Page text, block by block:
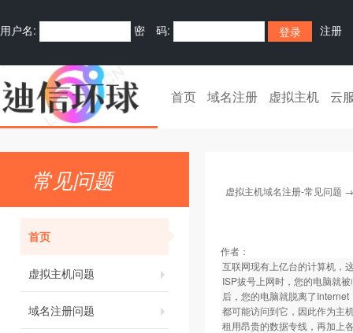
用户名: 密 码: 注册
首页 域名注册 虚拟主机 云
常见问题
首页
虚拟主机问题
域名注册问题
虚拟主机域名注册-常见问题
作者：
互联网现有上亿台的计算机，
ISP拔号上网时，您的电脑就
后，您的电脑就脱离了
都可能访问到它，因此作为主
租用昂贵的数据专线，再加上